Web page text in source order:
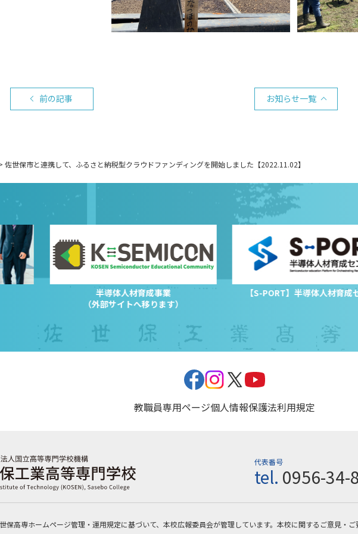
前の記事 お知らせ一覧
佐世保市と連携して、ふるさと納税型クラウドファンディングを開始しました【2022.11.02】
半導体人材育成事業
（外部サイトへ移ります）
【S-PORT】半導体人材育成
教職員専用ページ個人情報保護法利用規定
代表番号
tel. 0956-34-
保高専ホームページ管理・運用規定に基づいて、本校広報委員会が管理しています。本校に関するご意見・